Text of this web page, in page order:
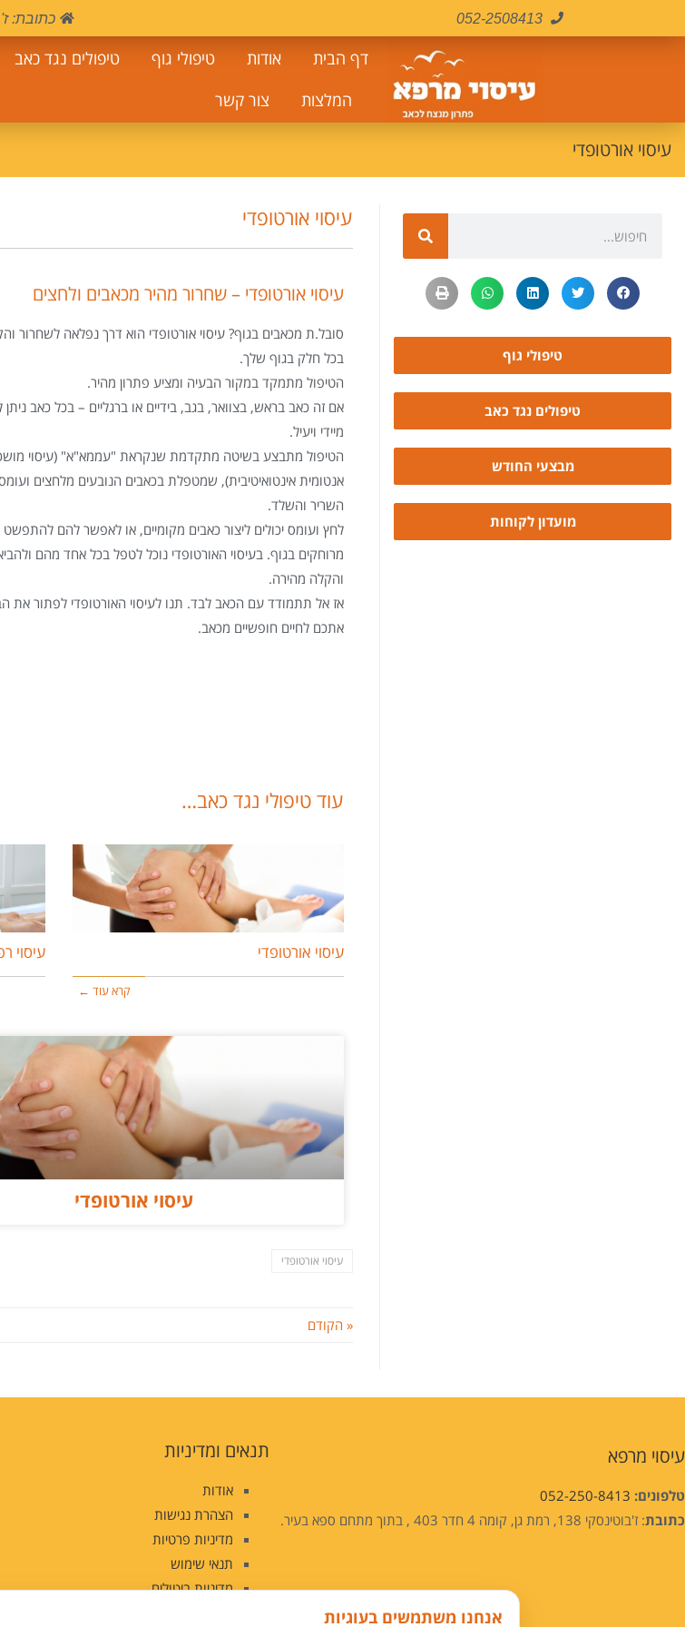
052-2508413 כתובת: ז'בוטינסקי 138, רמת גן,
דף הבית אודות טיפולי גוף טיפולים נגד כאב
המלצות
צור קשר
עיסוי אורטופדי
עיסוי אורטופדי
עיסוי אורטופדי – שחרור מהיר מכאבים ולחצים
סובל.ת מכאבים בגוף? עיסוי אורטופדי הוא דרך נפלאה לשחרור
בכל חלק בגוף שלך.
הטיפול מתמקד במקור הבעיה ומציע פתרון מהיר.
אם זה כאב בראש, בצוואר, בגב, בידיים או ברגליים – בכל כאב ניתן
מיידי ויעיל.
הטיפול מתבצע בשיטה מתקדמת שנקראת "עממא"א" (עיסוי
אנטומית אינטואיטיבית), שמטפלת בכאבים הנובעים מלחצים
השריר והשלד.
לחץ ועומס יכולים ליצור כאבים מקומיים, או לאפשר להם להתפשט
מרוחקים בגוף. בעיסוי האורטופדי נוכל לטפל בכל אחד מהם
והקלה מהירה.
אז אל תתמודד עם הכאב לבד. תנו לעיסוי האורטופדי לפתור את
אתכם לחיים חופשיים מכאב.
עוד טיפולי נגד כאב…
עיסוי אורטופדי
קרא עוד ←
עיסוי
עיסוי אורטופדי
עיסוי אורטופדי
« הקודם
טיפולי גוף
טיפולים נגד כאב
מבצעי החודש
מועדון לקוחות
עיסוי מרפא
טלפונים: 052-250-8413
כתובת: ז'בוטינסקי 138, רמת גן, קומה 4 חדר 403 , בתוך מתחם ספא בעיר.
תנאים ומדיניות
אודות
הצהרת נגישות
מדיניות פרטיות
תנאי שימוש
מדיניות ביטולים
אנחנו משתמשים בעוגיות